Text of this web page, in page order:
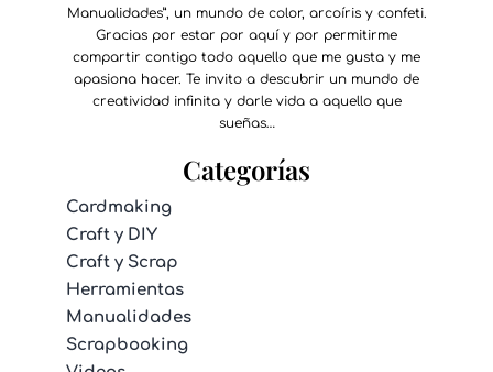
Manualidades”, un mundo de color, arcoíris y confeti.
Gracias por estar por aquí y por permitirme
compartir contigo todo aquello que me gusta y me
apasiona hacer. Te invito a descubrir un mundo de
creatividad infinita y darle vida a aquello que
sueñas…
Categorías
Cardmaking
Craft y DIY
Craft y Scrap
Herramientas
Manualidades
Scrapbooking